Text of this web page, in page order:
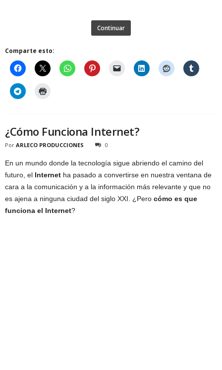
Continuar
Comparte esto:
¿Cómo Funciona Internet?
Por ARLECO PRODUCCIONES 0
En un mundo donde la tecnología sigue abriendo el camino del
futuro, el Internet ha pasado a convertirse en nuestra ventana de
cara a la comunicación y a la información más relevante y que no
es ajena a ninguna ciudad del siglo XXI. ¿Pero cómo es que
funciona el Internet?